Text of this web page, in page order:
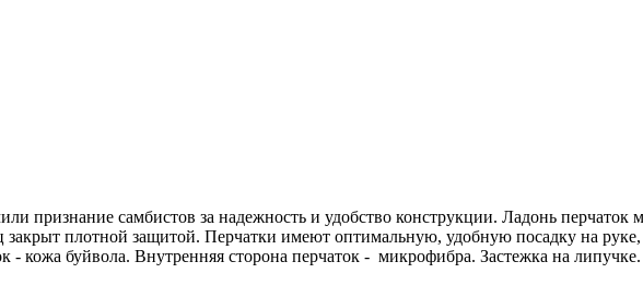
признание самбистов за надежность и удобство конструкции. Ладонь перчаток
плотной защитой. Перчатки имеют оптимальную, удобную посадку на
кожа буйвола. Внутренняя сторона перчаток - микрофибра. Застежка на липучке.